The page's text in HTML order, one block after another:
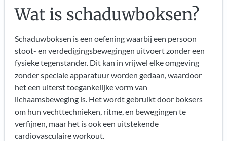
Wat is schaduwboksen?
Schaduwboksen is een oefening waarbij een persoon
stoot- en verdedigingsbewegingen uitvoert zonder een
fysieke tegenstander. Dit kan in vrijwel elke omgeving
zonder speciale apparatuur worden gedaan, waardoor
het een uiterst toegankelijke vorm van
lichaamsbeweging is. Het wordt gebruikt door boksers
om hun vechttechnieken, ritme, en bewegingen te
verfijnen, maar het is ook een uitstekende
cardiovasculaire workout.